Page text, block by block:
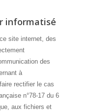
informatisé
site internet, des
des
à
rectifier le cas
n°78-17 du 6
aux fichiers et